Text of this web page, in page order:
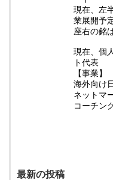
現在、左
業展開予
座右の銘
現在、個
ト代表
【事業】
海外向け
ネットマ
コーチン
最新の投稿